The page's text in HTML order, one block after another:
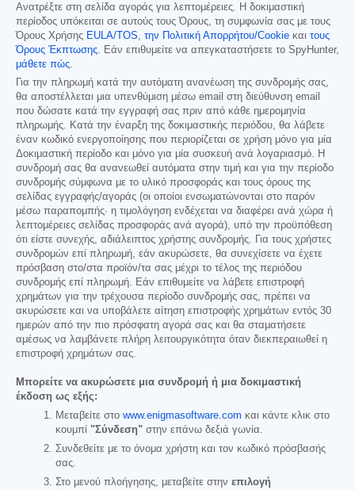
Ανατρέξτε στη σελίδα αγοράς για λεπτομέρειες. Η δοκιμαστική
περίοδος υπόκειται σε αυτούς τους Όρους, τη συμφωνία σας με τους
Όρους Χρήσης EULA/TOS την Πολιτική Απορρήτου/Cookie και τους
Όρους Έκπτωσης . Εάν επιθυμείτε να απεγκαταστήσετε το SpyHunter,
μάθετε πώς
Για την πληρωμή κατά την αυτόματη ανανέωση της συνδρομής σας,
θα αποστέλλεται μια υπενθύμιση μέσω email στη διεύθυνση email
που δώσατε κατά την εγγραφή σας πριν από κάθε ημερομηνία
πληρωμής. Κατά την έναρξη της δοκιμαστικής περιόδου, θα λάβετε
έναν κωδικό ενεργοποίησης που περιορίζεται σε χρήση μόνο για μία
Δοκιμαστική περίοδο και μόνο για μία συσκευή ανά λογαριασμό. Η
συνδρομή σας θα ανανεωθεί αυτόματα στην τιμή και για την περίοδο
συνδρομής σύμφωνα με το υλικό προσφοράς και τους όρους της
σελίδας εγγραφής/αγοράς (οι οποίοι ενσωματώνονται στο παρόν
μέσω παραπομπής· η τιμολόγηση ενδέχεται να διαφέρει ανά χώρα ή
λεπτομέρειες σελίδας προσφοράς ανά αγορά), υπό την προϋπόθεση
ότι είστε συνεχής, αδιάλειπτος χρήστης συνδρομής. Για τους χρήστες
συνδρομών επί πληρωμή, εάν ακυρώσετε, θα συνεχίσετε να έχετε
πρόσβαση στο/στα προϊόν/τα σας μέχρι το τέλος της περιόδου
συνδρομής επί πληρωμή. Εάν επιθυμείτε να λάβετε επιστροφή
χρημάτων για την τρέχουσα περίοδο συνδρομής σας, πρέπει να
ακυρώσετε και να υποβάλετε αίτηση επιστροφής χρημάτων εντός 30
ημερών από την πιο πρόσφατη αγορά σας και θα σταματήσετε
αμέσως να λαμβάνετε πλήρη λειτουργικότητα όταν διεκπεραιωθεί η
επιστροφή χρημάτων σας.
Μπορείτε να ακυρώσετε μια συνδρομή ή μια δοκιμαστική
έκδοση ως εξής:
Μεταβείτε στο www.enigmasoftware.com και κάντε κλικ στο
κουμπί "Σύνδεση" στην επάνω δεξιά γωνία.
Συνδεθείτε με το όνομα χρήστη και τον κωδικό πρόσβασής
σας.
Στο μενού πλοήγησης, μεταβείτε στην επιλογή